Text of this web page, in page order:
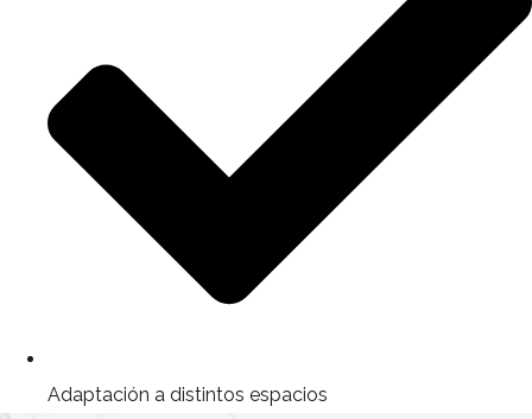
Adaptación a distintos espacios